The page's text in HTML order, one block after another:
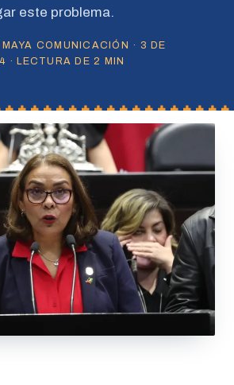
este problema.
COMUNICACIÓN · 3 DE
· LECTURA DE 2 MIN